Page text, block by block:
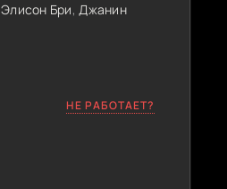
Элисон Бри,Джанин
НЕ РАБОТАЕТ?